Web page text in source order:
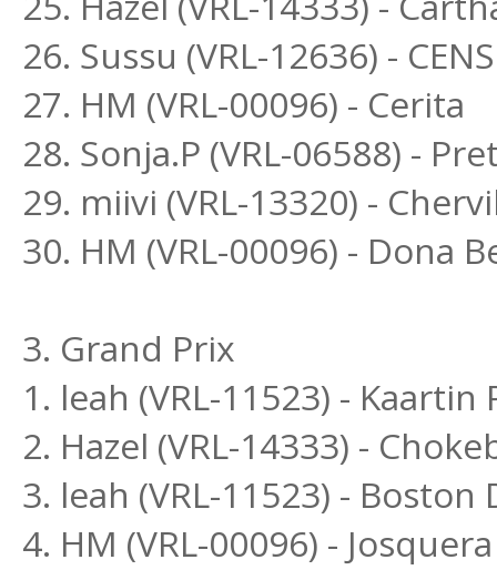
26. Sussu (VRL-12636) -
27. HM (VRL-00096) - Cerita
28. Sonja.P (VRL-06588) -
29. miivi (VRL-13320) -
30. HM (VRL-00096) - Dona
3. Grand Prix
1. leah (VRL-11523) -
2. Hazel (VRL-14333) -
3. leah (VRL-11523) -
4. HM (VRL-00096) - Josquera